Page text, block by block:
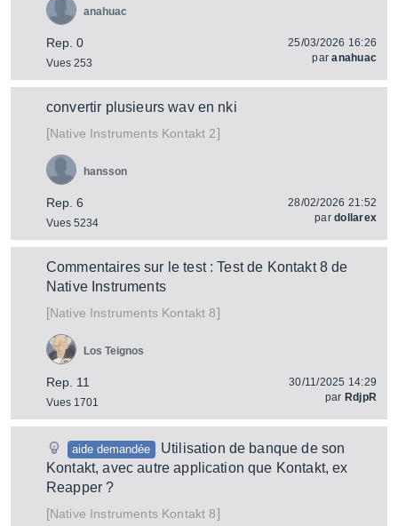
Rep. 0
Vues 253
anahuac
25/03/2026 16:26
paranahuac
convertir plusieurs wav en nki
[Native InstrumentsKontakt 2]
Rep. 6
Vues 5234
hansson
28/02/2026 21:52
pardollarex
Commentaires sur le test : Test de Kontakt 8 de
Native Instruments
[Native InstrumentsKontakt 8]
Rep. 11
Vues 1701
Los Teignos
30/11/2025 14:29
par RdjpR
aide demandée
Utilisation de banque de son
Kontakt, avec autre application que Kontakt, ex
Reapper ?
[Native InstrumentsKontakt 8]